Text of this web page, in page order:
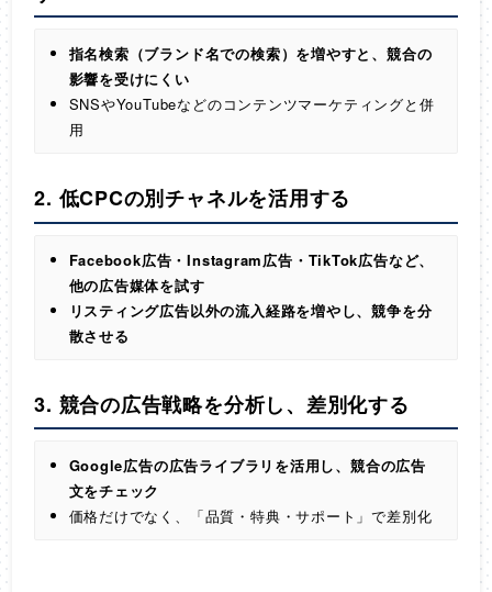
指名検索（ブランド名での検索）を増やすと、競合の
影響を受けにくい
SNSやYouTubeなどのコンテンツマーケティングと併
用
2. 低CPCの別チャネルを活用する
Facebook広告・Instagram広告・TikTok広告など、
他の広告媒体を試す
リスティング広告以外の流入経路を増やし、競争を分
散させる
3. 競合の広告戦略を分析し、差別化する
Google広告の広告ライブラリを活用し、競合の広告
文をチェック
価格だけでなく、「品質・特典・サポート」で差別化